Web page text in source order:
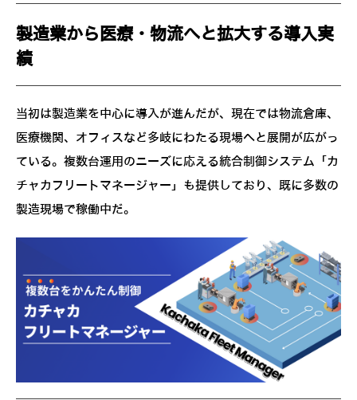
製造業から医療・物流へと拡大する導入実
績
当初は製造業を中心に導入が進んだが、現在では物流倉庫、
医療機関、オフィスなど多岐にわたる現場へと展開が広がっ
ている。複数台運用のニーズに応える統合制御システム「カ
チャカフリートマネージャー」も提供しており、既に多数の
製造現場で稼働中だ。